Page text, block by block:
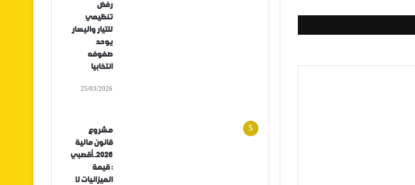
رفض
تنظيمي
للتيار واليسار
يوحد
صفوفه
انتخابيا
25/03/2026
مشروع
قانون مالية
2026..أقصبي
: قيمة
الميزانيات لا